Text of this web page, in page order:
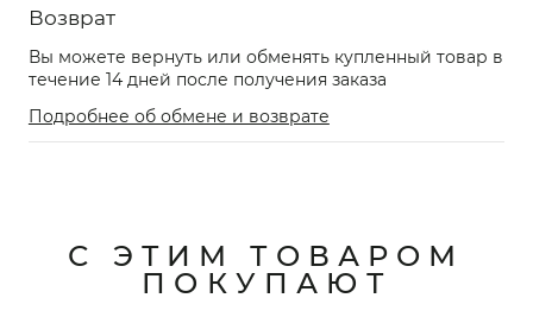
Возврат
Вы можете вернуть или обменять купленный товар в
течение 14 дней после получения заказа
Подробнее об обмене и возврате
С ЭТИМ ТОВАРОМ
ПОКУПАЮТ